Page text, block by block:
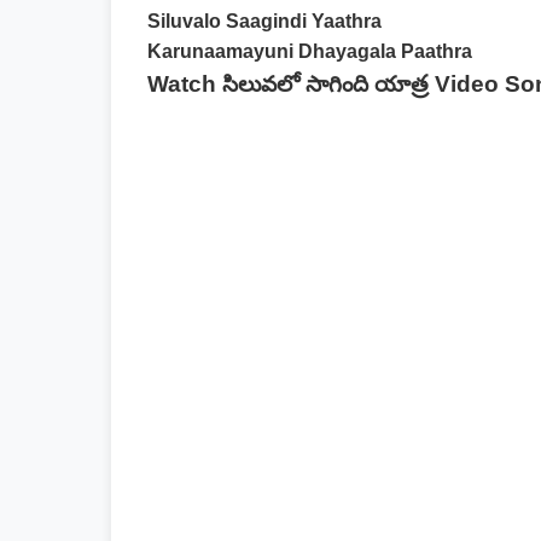
Siluvalo Saagindi Yaathra
Karunaamayuni Dhayagala Paathra
Watch సిలువలో సాగింది యాత్ర Video